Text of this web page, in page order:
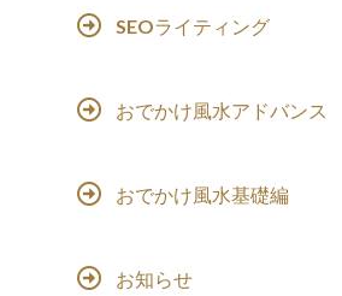
SEOライティング
おでかけ風水アドバンス
おでかけ風水基礎編
お知らせ